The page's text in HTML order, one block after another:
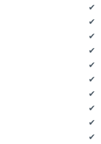
✔
✔
✔
✔
✔
✔
✔
✔
✔
✔